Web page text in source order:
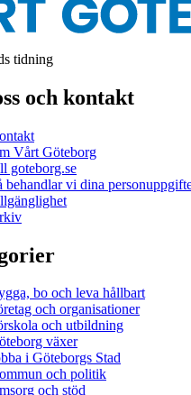
tidning
och kontakt
Vårt Göteborg
goteborg.se
behandlar vi dina
bo och leva hållbart
och organisationer
och utbildning
växer
i Göteborgs Stad
och politik
och stöd